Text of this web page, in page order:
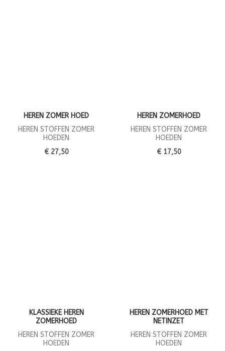
HEREN ZOMER HOED
HEREN STOFFEN ZOMER
HOEDEN
€ 27,50
HEREN ZOMERHOED
HEREN STOFFEN ZOMER
HOEDEN
€ 17,50
KLASSIEKE HEREN
ZOMERHOED
HEREN STOFFEN ZOMER
HOEDEN
HEREN ZOMERHOED MET
NETINZET
HEREN STOFFEN ZOMER
HOEDEN